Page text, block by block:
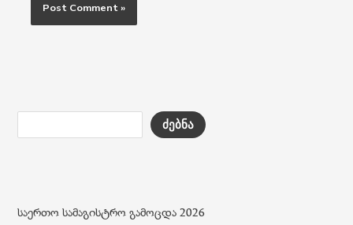
ძებნა
საერთო სამაგისტრო გამოცდა 2026